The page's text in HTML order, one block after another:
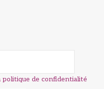
politique de confidentialité